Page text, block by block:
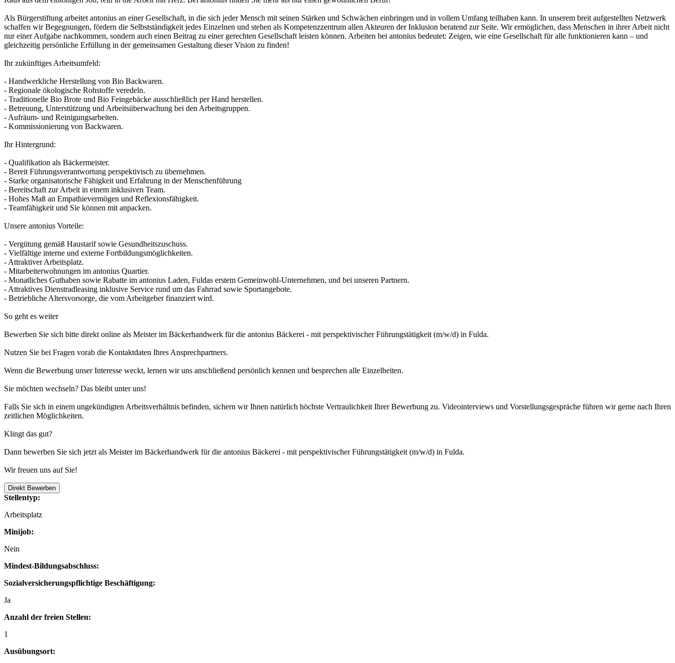
Als Bürgerstiftung arbeitet antonius an einer Gesellschaft, in die sich jeder Mensch mit seinen Stärken und Schwächen einbringen und in vollem Umfang teilhaben kann. In unserem breit aufgestellten Netzwerk
schaffen wir Begegnungen, fördern die Selbstständigkeit jedes Einzelnen und stehen als Kompetenzzentrum allen Akteuren der Inklusion beratend zur Seite. Wir ermöglichen, dass Menschen in ihrer Arbeit nicht
nur einer Aufgabe nachkommen, sondern auch einen Beitrag zu einer gerechten Gesellschaft leisten können. Arbeiten bei antonius bedeutet: Zeigen, wie eine Gesellschaft für alle funktionieren kann – und
gleichzeitig persönliche Erfüllung in der gemeinsamen Gestaltung dieser Vision zu finden!
Ihr zukünftiges Arbeitsumfeld:
- Handwerkliche Herstellung von Bio Backwaren.
- Regionale ökologische Rohstoffe veredeln.
- Traditionelle Bio Brote und Bio Feingebäcke ausschließlich per Hand herstellen.
- Betreuung, Unterstützung und Arbeitsüberwachung bei den Arbeitsgruppen.
- Aufräum- und Reinigungsarbeiten.
- Kommissionierung von Backwaren.
Ihr Hintergrund:
- Qualifikation als Bäckermeister.
- Bereit Führungsverantwortung perspektivisch zu übernehmen.
- Starke organisatorische Fähigkeit und Erfahrung in der Menschenführung
- Bereitschaft zur Arbeit in einem inklusiven Team.
- Hohes Maß an Empathievermögen und Reflexionsfähigkeit.
- Teamfähigkeit und Sie können mit anpacken.
Unsere antonius Vorteile:
- Vergütung gemäß Haustarif sowie Gesundheitszuschuss.
- Vielfältige interne und externe Fortbildungsmöglichkeiten.
- Attraktiver Arbeitsplatz.
- Mitarbeiterwohnungen im antonius Quartier.
- Monatliches Guthaben sowie Rabatte im antonius Laden, Fuldas erstem Gemeinwohl-Unternehmen, und bei unseren Partnern.
- Attraktives Dienstradleasing inklusive Service rund um das Fahrrad sowie Sportangebote.
- Betriebliche Altersvorsorge, die vom Arbeitgeber finanziert wird.
So geht es weiter
Bewerben Sie sich bitte direkt online als Meister im Bäckerhandwerk für die antonius Bäckerei - mit perspektivischer Führungstätigkeit (m/w/d) in Fulda.
Nutzen Sie bei Fragen vorab die Kontaktdaten Ihres Ansprechpartners.
Wenn die Bewerbung unser Interesse weckt, lernen wir uns anschließend persönlich kennen und besprechen alle Einzelheiten.
Sie möchten wechseln? Das bleibt unter uns!
Falls Sie sich in einem ungekündigten Arbeitsverhältnis befinden, sichern wir Ihnen natürlich höchste Vertraulichkeit Ihrer Bewerbung zu. Videointerviews und Vorstellungsgespräche führen wir gerne nach Ihren
zeitlichen Möglichkeiten.
Klingt das gut?
Dann bewerben Sie sich jetzt als Meister im Bäckerhandwerk für die antonius Bäckerei - mit perspektivischer Führungstätigkeit (m/w/d) in Fulda.
Wir freuen uns auf Sie!
Direkt Bewerben
Stellentyp:
Arbeitsplatz
Minijob:
Nein
Mindest-Bildungsabschluss:
Sozialversicherungspflichtige Beschäftigung:
Ja
Anzahl der freien Stellen:
1
Ausübungsort: